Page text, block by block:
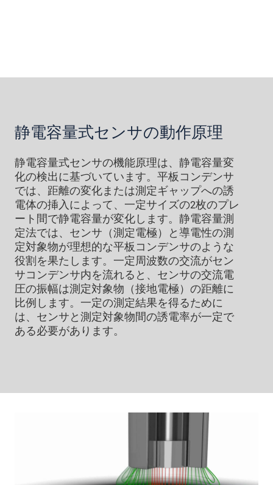
静電容量式センサの動作原理
静電容量式センサの機能原理は、静電容量変
化の検出に基づいています。平板コンデンサ
では、距離の変化または測定ギャップへの誘
電体の挿入によって、一定サイズの2枚のプレ
ート間で静電容量が変化します。静電容量測
定法では、センサ（測定電極）と導電性の測
定対象物が理想的な平板コンデンサのような
役割を果たします。一定周波数の交流がセン
サコンデンサ内を流れると、センサの交流電
圧の振幅は測定対象物（接地電極）の距離に
比例します。一定の測定結果を得るために
は、センサと測定対象物間の誘電率が一定で
ある必要があります。